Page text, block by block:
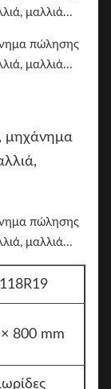
800 mm